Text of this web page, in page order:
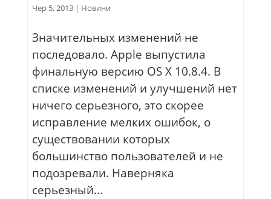
Чер 5, 2013| Новини
Значительных изменений не
последовало. Apple выпустила
финальную версию OS X 10.8.4. В
списке изменений и улучшений нет
ничего серьезного, это скорее
исправление мелких ошибок, о
существовании которых
большинство пользователей и не
подозревали. Наверняка
серьезный...